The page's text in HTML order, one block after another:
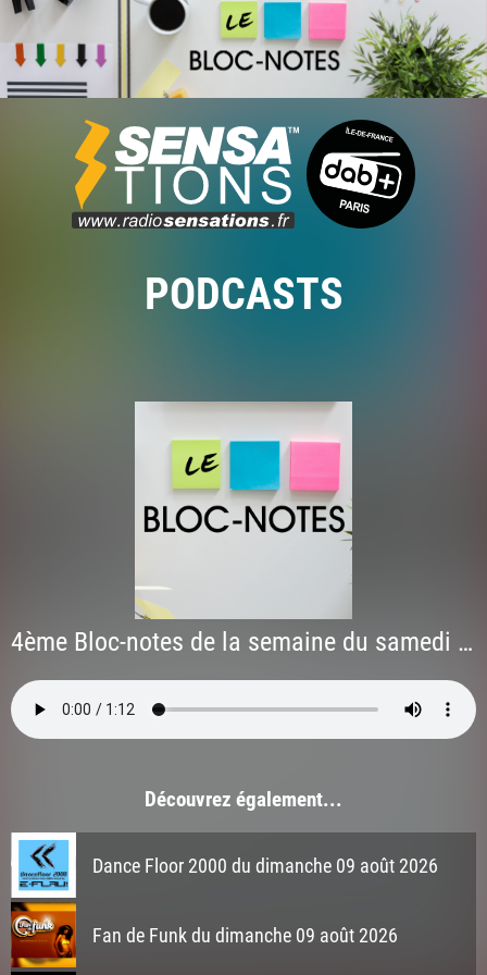
PODCASTS
4ème Bloc-notes de la semaine du samedi 06 juin 2026
Découvrez également...
Dance Floor 2000 du dimanche 09 août 2026
Fan de Funk du dimanche 09 août 2026